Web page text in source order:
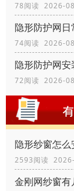
78阅读 2026-
隐形防护网
74阅读 2026-
隐形防护网
72阅读 2026-
隐形纱窗怎
2593阅读
金刚网纱窗有